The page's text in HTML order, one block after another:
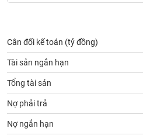
Cân đối kế toán (tỷ đồng)
Tài sản ngắn hạn
Tổng tài sản
Nợ phải trả
Nợ ngắn hạn
Công
cụ
tư